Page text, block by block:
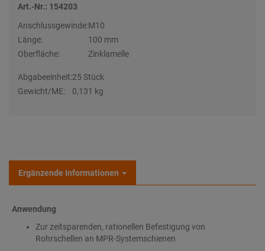
Art.-Nr.: 154203
Anschlussgewinde:M10
Länge:
100 mm
Oberfläche:
Zinklamelle
Abgabeeinheit:25 Stück
Gewicht/ME:
0,131 kg
Ergänzende Informationen
Anwendung
Zur zeitsparenden, rationellen Befestigung von
Rohrschellen an MPR-Systemschienen